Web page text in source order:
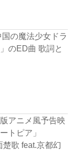
国の魔法少女ドラ
のED曲 歌詞と
アニメ風予告映
トピア」
歌 feat.京都幻